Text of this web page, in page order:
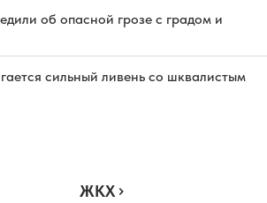
об опасной грозе с градом и
сильный ливень со шквалистым
ЖКХ